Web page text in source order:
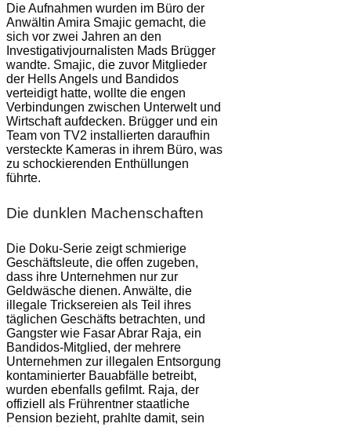
Die Aufnahmen wurden im Büro der
Anwältin Amira Smajic gemacht, die
sich vor zwei Jahren an den
Investigativjournalisten Mads Brügger
wandte. Smajic, die zuvor Mitglieder
der Hells Angels und Bandidos
verteidigt hatte, wollte die engen
Verbindungen zwischen Unterwelt und
Wirtschaft aufdecken. Brügger und ein
Team von TV2 installierten daraufhin
versteckte Kameras in ihrem Büro, was
zu schockierenden Enthüllungen
führte.
Die dunklen Machenschaften
Die Doku-Serie zeigt schmierige
Geschäftsleute, die offen zugeben,
dass ihre Unternehmen nur zur
Geldwäsche dienen. Anwälte, die
illegale Tricksereien als Teil ihres
täglichen Geschäfts betrachten, und
Gangster wie Fasar Abrar Raja, ein
Bandidos-Mitglied, der mehrere
Unternehmen zur illegalen Entsorgung
kontaminierter Bauabfälle betreibt,
wurden ebenfalls gefilmt. Raja, der
offiziell als Frührentner staatliche
Pension bezieht, prahlte damit, sein